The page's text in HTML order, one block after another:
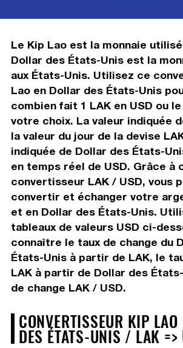
Le Kip Lao est la monnaie
Dollar des États-Unis est la
aux États-Unis. Utilisez ce
Lao en Dollar des États-Unis
combien fait 1 LAK en USD ou
votre choix. La valeur indiquée
la valeur du jour de la devise
indiquée de Dollar des États-
en temps réel de USD. Grâce à
convertisseur LAK / USD, vous
convertir et échanger votre
et en Dollar des États-Unis.
tableaux de valeurs USD ci-
connaître le taux de change du
États-Unis à partir de LAK, le
LAK à partir de Dollar des
de change LAK / USD.
CONVERTISSEUR KIP
DES ÉTATS-UNIS / LAK =>